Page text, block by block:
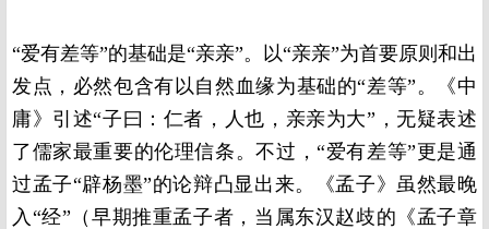
“爱有差等”的基础是“亲亲”。以“亲亲”为首要原则和出
发点，必然包含有以自然血缘为基础的“差等”。《中
庸》引述“子曰：仁者，人也，亲亲为大”，无疑表述
了儒家最重要的伦理信条。不过，“爱有差等”更是通
过孟子“辟杨墨”的论辩凸显出来。《孟子》虽然最晚
入“经”（早期推重孟子者，当属东汉赵歧的《孟子章